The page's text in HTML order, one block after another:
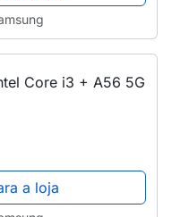
Core i3 + A56 5G
a loja